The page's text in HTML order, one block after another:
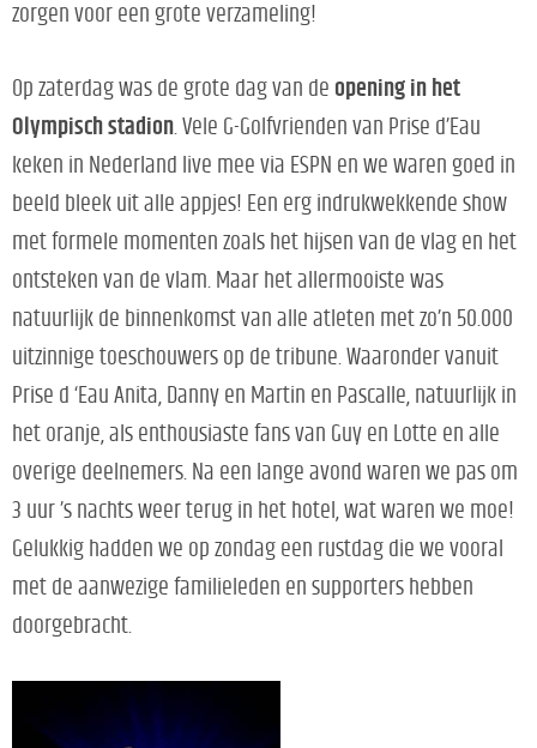
zorgen voor een grote verzameling!
Op zaterdag was de grote dag van de opening in het
Olympisch stadion . Vele G-Golfvrienden van Prise d’Eau
keken in Nederland live mee via ESPN en we waren goed in
beeld bleek uit alle appjes! Een erg indrukwekkende show
met formele momenten zoals het hijsen van de vlag en het
ontsteken van de vlam. Maar het allermooiste was
natuurlijk de binnenkomst van alle atleten met zo’n 50.000
uitzinnige toeschouwers op de tribune. Waaronder vanuit
Prise d ‘Eau Anita, Danny en Martin en Pascalle, natuurlijk in
het oranje, als enthousiaste fans van Guy en Lotte en alle
overige deelnemers. Na een lange avond waren we pas om
3 uur ’s nachts weer terug in het hotel, wat waren we moe!
Gelukkig hadden we op zondag een rustdag die we vooral
met de aanwezige familieleden en supporters hebben
doorgebracht.